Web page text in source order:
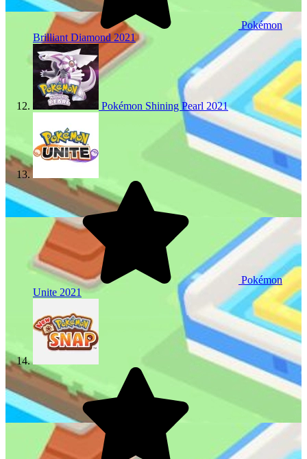
Pokémon
Brilliant Diamond2021
Pokémon Shining Pearl 2021
Pokémon
Unite 2021